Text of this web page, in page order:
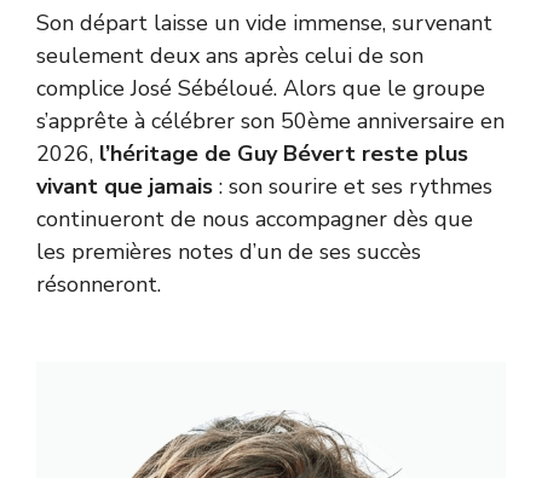
Son départ laisse un vide immense, survenant
seulement deux ans après celui de son
complice José Sébéloué. Alors que le groupe
s’apprête à célébrer son 50ème anniversaire en
2026, l’héritage de Guy Bévert reste plus
vivant que jamais : son sourire et ses rythmes
continueront de nous accompagner dès que
les premières notes d’un de ses succès
résonneront.